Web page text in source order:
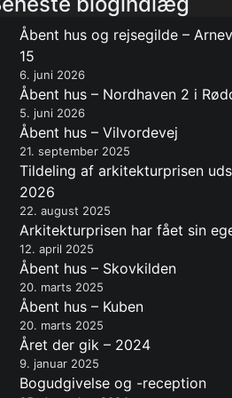
Åbent hus og rejsegilde –
15
6. juni 2026
Åbent hus – Nordhaven 2 i
5. juni 2026
Åbent hus – Vilvordevej
21. september 2025
Tildeling af arkitekturprisen
2026
22. august 2025
Arkitekturprisen har fået sin
12. april 2025
Åbent hus – Skovkilden
20. marts 2025
Åbent hus – Kuben
20. marts 2025
Året der gik – 2024
9. januar 2025
Bogudgivelse og -reception